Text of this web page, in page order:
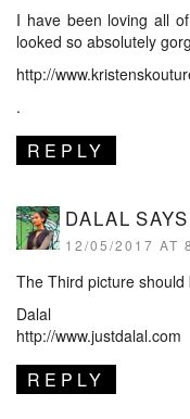
I have been loving all
looked so absolutely
http://
.
REPLY
DALAL
12/05/2017 AT
The Third picture
Dalal
http://www.justdalal.com
REPLY